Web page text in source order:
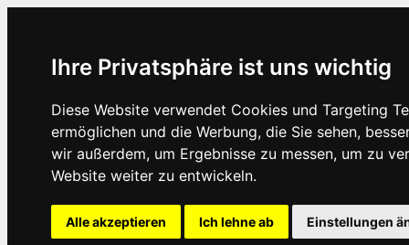
Ihre Privatsphäre ist uns wichtig
Diese Website verwendet Cookies und Targeting
ermöglichen und die Werbung, die Sie sehen,
wir außerdem, um Ergebnisse zu messen, um zu
Website weiter zu entwickeln.
Alle akzeptieren Ich lehne ab Einstellungen